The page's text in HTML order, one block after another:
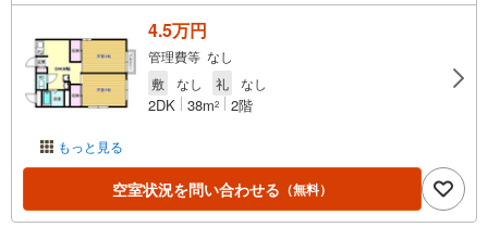
もっと見る
4.5万円
管理費等 なし
敷
なし 礼 なし
2DK 38m2 2階
空室状況を問い合わせる （無料）